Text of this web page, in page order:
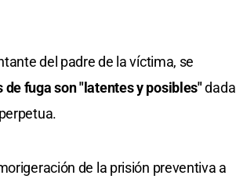
del padre de la víctima, se
de fuga son "latentes y posibles"dada
de la prisión preventiva a